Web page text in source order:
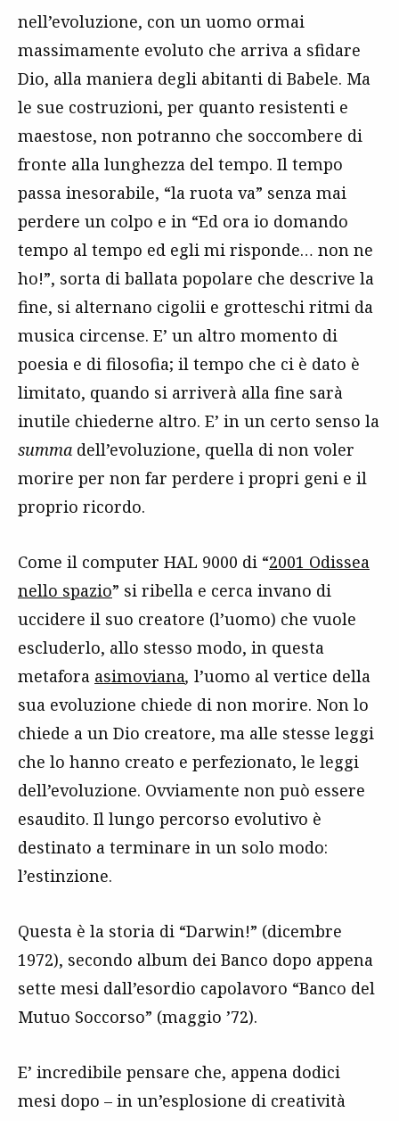
nell’evoluzione, con un uomo ormai
massimamente evoluto che arriva a sfidare
Dio, alla maniera degli abitanti di Babele. Ma
le sue costruzioni, per quanto resistenti e
maestose, non potranno che soccombere di
fronte alla lunghezza del tempo. Il tempo
passa inesorabile, “la ruota va” senza mai
perdere un colpo e in “Ed ora io domando
tempo al tempo ed egli mi risponde… non ne
ho!”, sorta di ballata popolare che descrive la
fine, si alternano cigolii e grotteschi ritmi da
musica circense. E’ un altro momento di
poesia e di filosofia; il tempo che ci è dato è
limitato, quando si arriverà alla fine sarà
inutile chiederne altro. E’ in un certo senso la
summa dell’evoluzione, quella di non voler
morire per non far perdere i propri geni e il
proprio ricordo.
Come il computer HAL 9000 di “2001 Odissea
nello spazio” si ribella e cerca invano di
uccidere il suo creatore (l’uomo) che vuole
escluderlo, allo stesso modo, in questa
metafora asimoviana, l’uomo al vertice della
sua evoluzione chiede di non morire. Non lo
chiede a un Dio creatore, ma alle stesse leggi
che lo hanno creato e perfezionato, le leggi
dell’evoluzione. Ovviamente non può essere
esaudito. Il lungo percorso evolutivo è
destinato a terminare in un solo modo:
l’estinzione.
Questa è la storia di “Darwin!” (dicembre
1972), secondo album dei Banco dopo appena
sette mesi dall’esordio capolavoro “Banco del
Mutuo Soccorso” (maggio ’72).
E’ incredibile pensare che, appena dodici
mesi dopo – in un’esplosione di creatività